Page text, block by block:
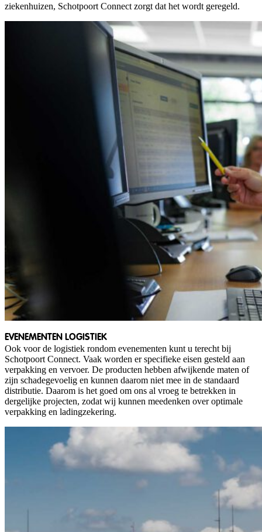
ziekenhuizen, Schotpoort Connect zorgt dat het wordt geregeld.
EVENEMENTEN LOGISTIEK
Ook voor de logistiek rondom evenementen kunt u terecht bij
Schotpoort Connect. Vaak worden er specifieke eisen gesteld aan
verpakking en vervoer. De producten hebben afwijkende maten of
zijn schadegevoelig en kunnen daarom niet mee in de standaard
distributie. Daarom is het goed om ons al vroeg te betrekken in
dergelijke projecten, zodat wij kunnen meedenken over optimale
verpakking en ladingzekering.